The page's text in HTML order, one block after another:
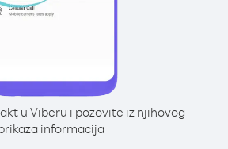
u Viberu i pozovite iz njihovog
informacija